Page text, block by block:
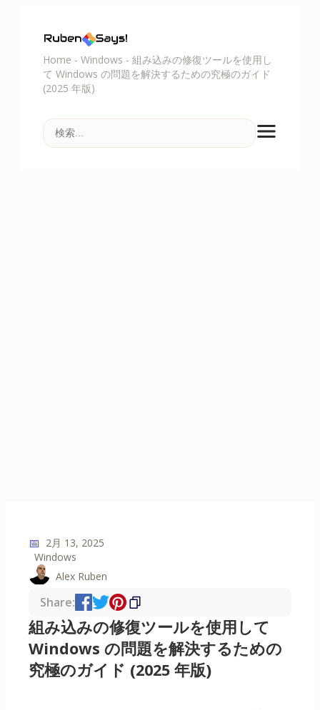
Home - Windows - 組み込みの修復ツールを使用し
て Windows の問題を解決するための究極のガイド
(2025 年版)
📅 2月 13, 2025
Windows
Alex Ruben
Share:
組み込みの修復ツールを使用して
Windows の問題を解決するための
究極のガイド (2025 年版)